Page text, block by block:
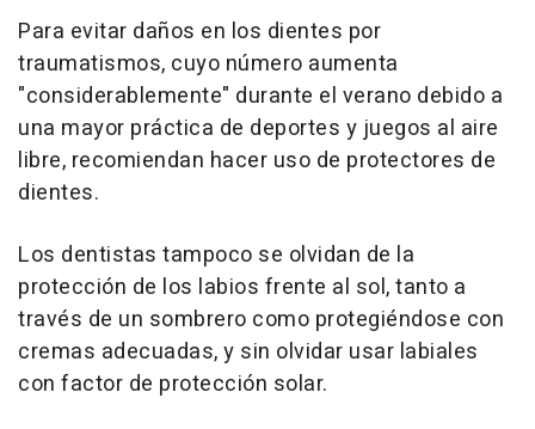
Para evitar daños en los dientes por
traumatismos, cuyo número aumenta
"considerablemente" durante el verano debido a
una mayor práctica de deportes y juegos al aire
libre, recomiendan hacer uso de protectores de
dientes.
Los dentistas tampoco se olvidan de la
protección de los labios frente al sol, tanto a
través de un sombrero como protegiéndose con
cremas adecuadas, y sin olvidar usar labiales
con factor de protección solar.